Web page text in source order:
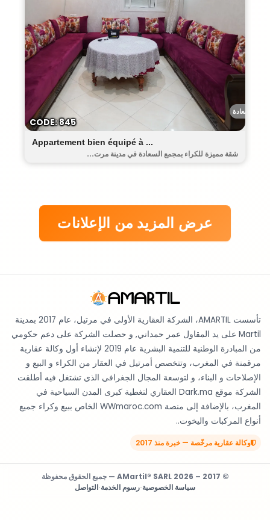
السعادة
Appartement bien équipé à ...
شقة مميزة للكراء بمجمع السعادة في مدينة مرت...
CODE: 845
عرض المزيد من الإعلانات
تأسست AMARTIL، الشركة العقارية الأولى في مرتيل، عام 2017 بمدينة
Martil على يد المقاول عمر حمداني, و حصلت الشركة على دعم حكومي
من المبادرة الوطنية للتنمية البشرية عام 2019 لإنشاء أول وكالة عقارية
مرقمنة في المغرب، وتتخصص أمرتيل في العقار من الكراء و البيع و
الإصلاحات و البناء، و لتوسعة المجال الجغرافي الذي تشتغل فيه أطلقت
الشركة موقع Dark.ma العقاري لتغطية كبرى المدن السياحية في
المغرب، بالإضافة إلى منصة WWmaroc.com الخاص ببيع وكراء جميع
أنواع المركبات واليخوت..
وكالة عقارية مرخّصة — خبرة منذ 2017
© 2017 – 2026 AMartil® SARL — جميع الحقوق محفوظة
سياسة الخصوصية·رسوم الخدمة·التواصل